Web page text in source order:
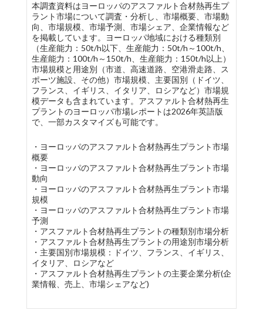
本調査資料はヨーロッパのアスファルト合材熱再生プ
ラント市場について調査・分析し、市場概要、市場動
向、市場規模、市場予測、市場シェア、企業情報など
を掲載しています。ヨーロッパ地域における種類別
（生産能力：50t/h以下、生産能力：50t/h～100t/h、
生産能力：100t/h～150t/h、生産能力：150t/h以上）
市場規模と用途別（市道、高速道路、空港滑走路、ス
ポーツ施設、その他）市場規模、主要国別（ドイツ、
フランス、イギリス、イタリア、ロシアなど）市場規
模データも含まれています。アスファルト合材熱再生
プラントのヨーロッパ市場レポートは2026年英語版
で、一部カスタマイズも可能です。
・ヨーロッパのアスファルト合材熱再生プラント市場
概要
・ヨーロッパのアスファルト合材熱再生プラント市場
動向
・ヨーロッパのアスファルト合材熱再生プラント市場
規模
・ヨーロッパのアスファルト合材熱再生プラント市場
予測
・アスファルト合材熱再生プラントの種類別市場分析
・アスファルト合材熱再生プラントの用途別市場分析
・主要国別市場規模：ドイツ、フランス、イギリス、
イタリア、ロシアなど
・アスファルト合材熱再生プラントの主要企業分析(企
業情報、売上、市場シェアなど)